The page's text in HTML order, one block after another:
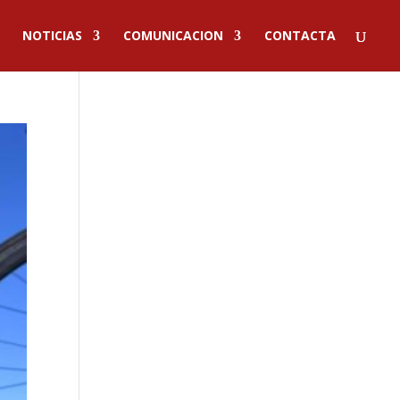
NOTICIAS COMUNICACION CONTACTA